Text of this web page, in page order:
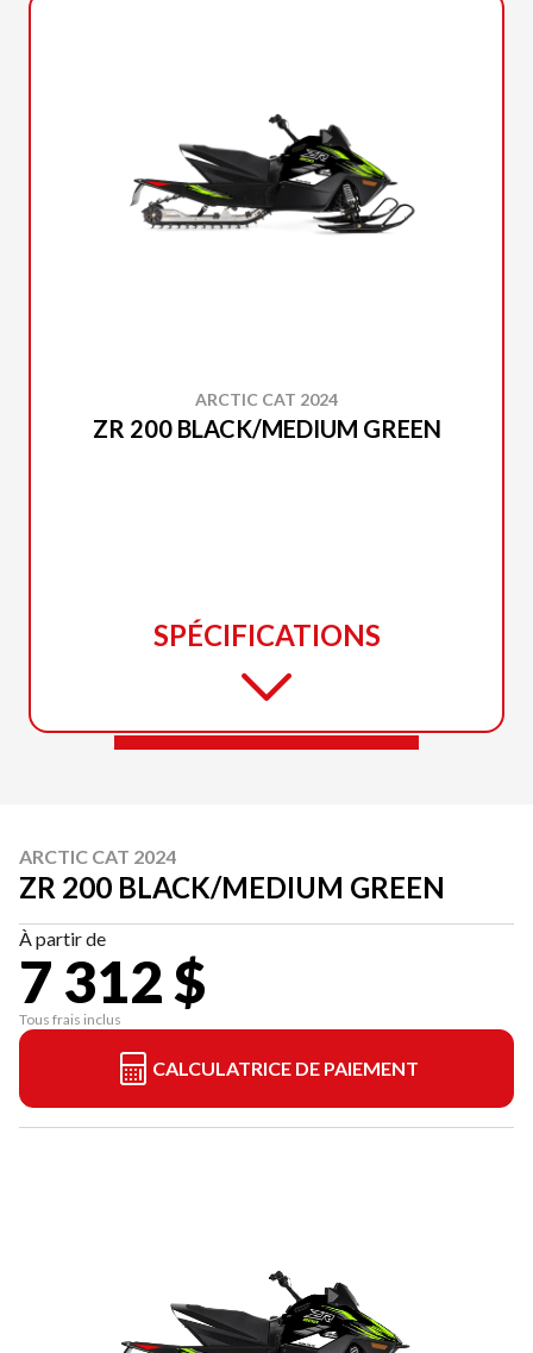
ARCTIC CAT 2024
ZR 200 BLACK/MEDIUM GREEN
SPÉCIFICATIONS
ARCTIC CAT 2024
ZR 200 BLACK/MEDIUM GREEN
À partir de
7 312 $
Tous frais inclus
CALCULATRICE DE PAIEMENT